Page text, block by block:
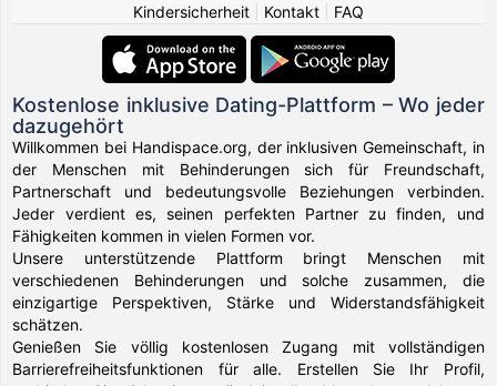
Kindersicherheit
Kontakt FAQ
Kostenlose inklusive Dating-Plattform – Wo jeder
dazugehört
Willkommen bei Handispace.org, der inklusiven Gemeinschaft, in
der Menschen mit Behinderungen sich für Freundschaft,
Partnerschaft und bedeutungsvolle Beziehungen verbinden.
Jeder verdient es, seinen perfekten Partner zu finden, und
Fähigkeiten kommen in vielen Formen vor.
Unsere unterstützende Plattform bringt Menschen mit
verschiedenen Behinderungen und solche zusammen, die
einzigartige Perspektiven, Stärke und Widerstandsfähigkeit
schätzen.
Genießen Sie völlig kostenlosen Zugang mit vollständigen
Barrierefreiheitsfunktionen für alle. Erstellen Sie Ihr Profil,